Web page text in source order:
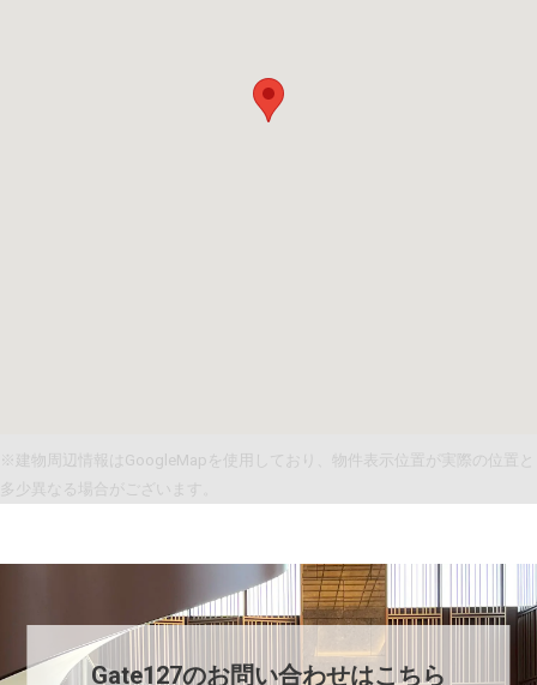
※建物周辺情報はGoogleMapを使用しており、物件表示位置が実際の位置と
多少異なる場合がございます。
Gate127のお問い合わせはこちら